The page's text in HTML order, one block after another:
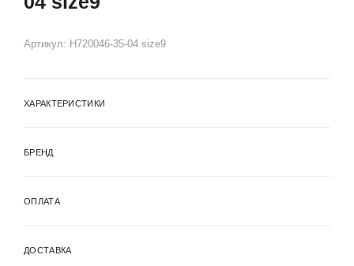
Артикул: H720046-35-04 size9
ХАРАКТЕРИСТИКИ
БРЕНД
ОПЛАТА
ДОСТАВКА